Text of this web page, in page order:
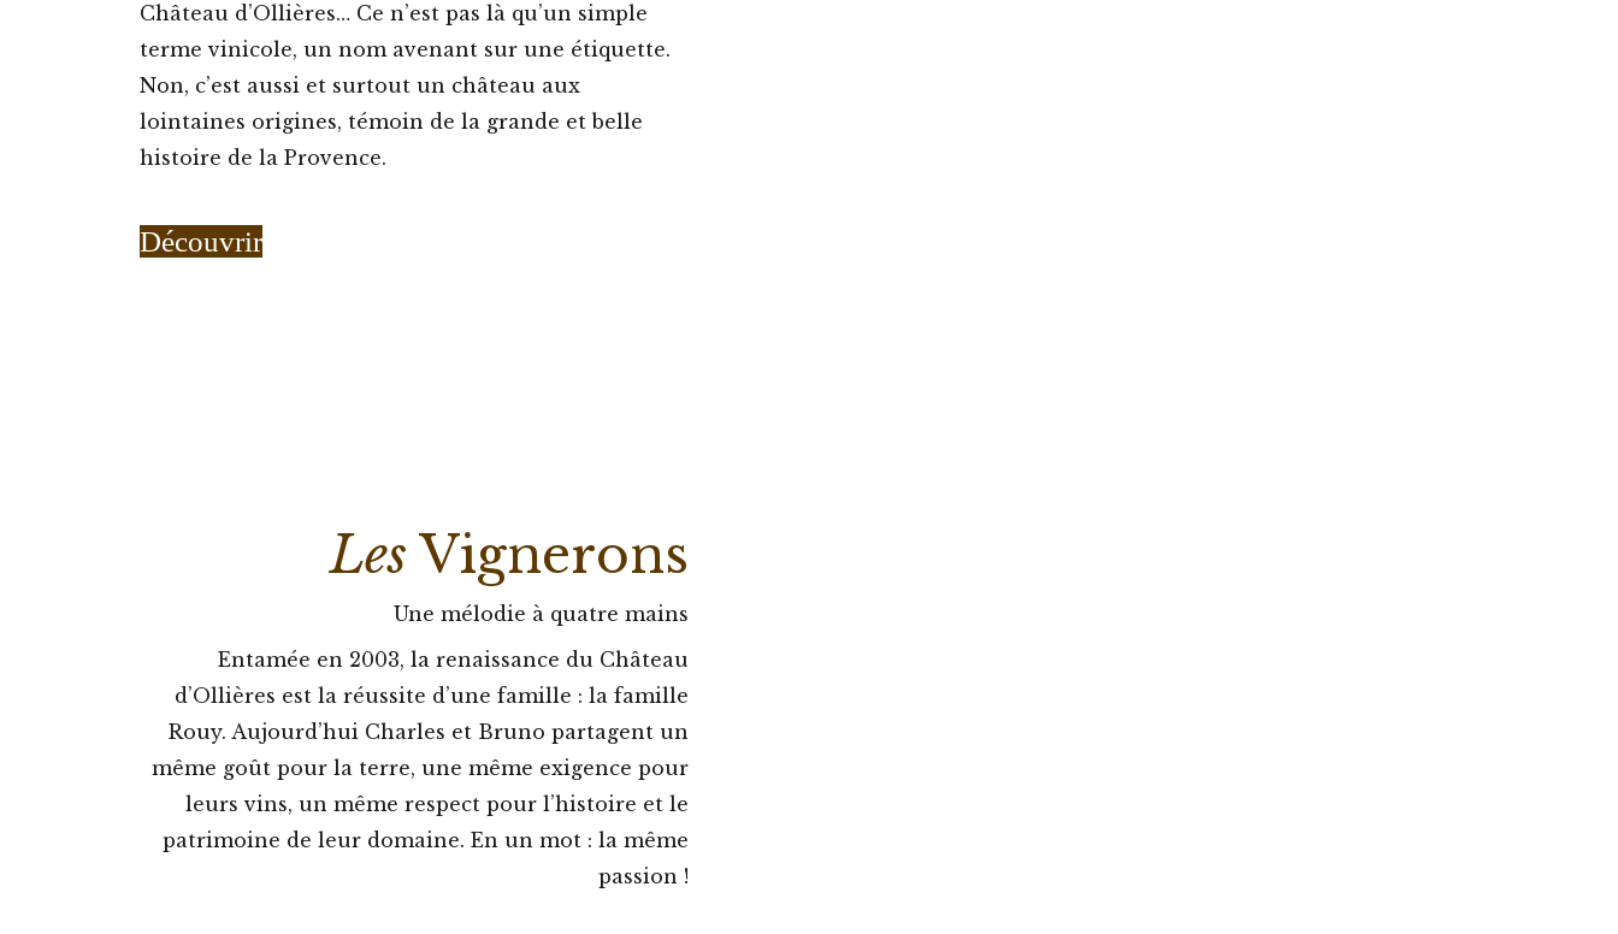
Château d’Ollières… Ce n’est pas là qu’un simple
terme vinicole, un nom avenant sur une étiquette.
Non, c’est aussi et surtout un château aux
lointaines origines, témoin de la grande et belle
histoire de la Provence.
Découvrir
Les Vignerons
Une mélodie à quatre mains
Entamée en 2003, la renaissance du Château
d’Ollières est la réussite d’une famille : la famille
Rouy. Aujourd’hui Charles et Bruno partagent un
même goût pour la terre, une même exigence pour
leurs vins, un même respect pour l’histoire et le
patrimoine de leur domaine. En un mot : la même
passion !